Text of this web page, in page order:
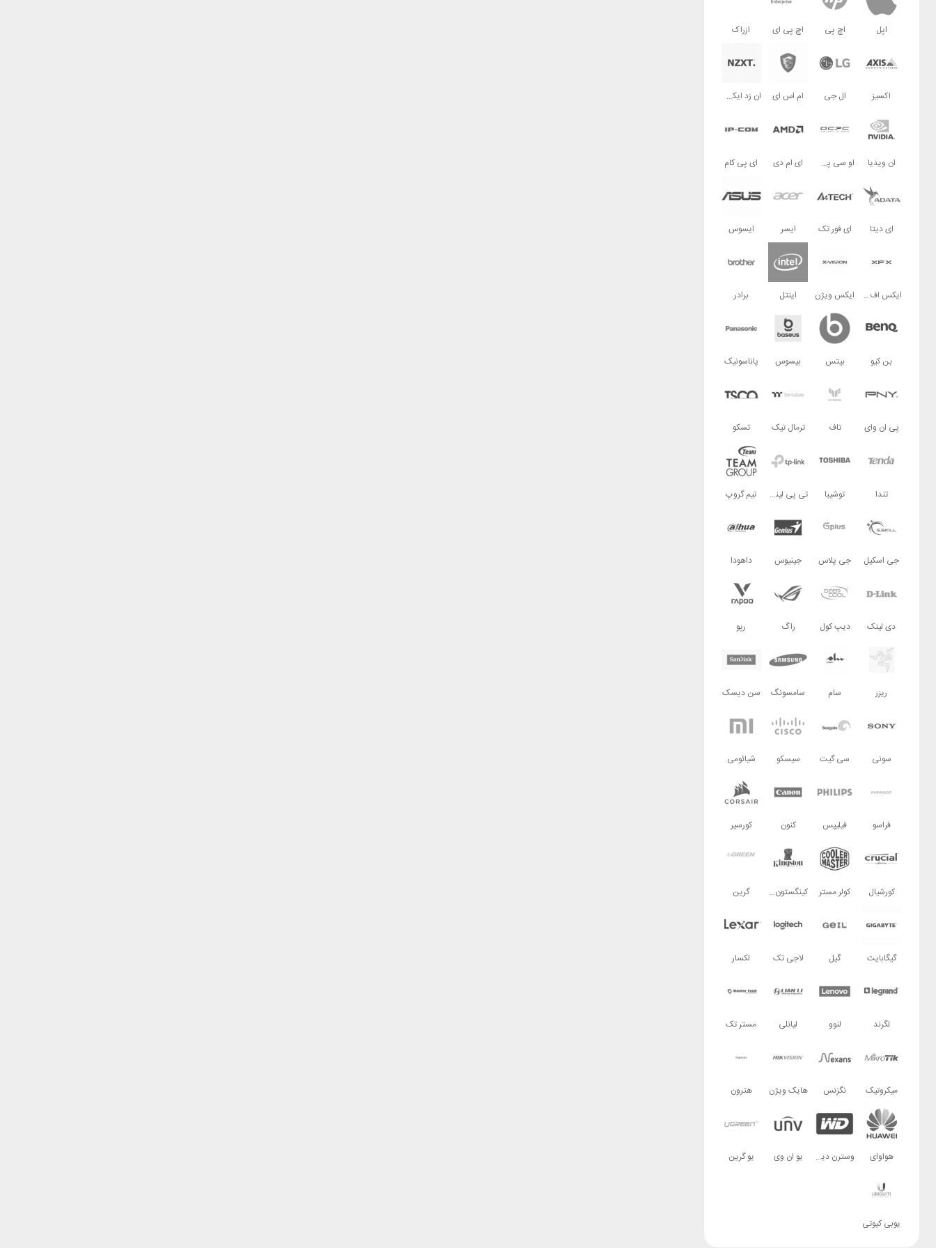
اپل اچ پی اچ پی ای ازراک
اکسیز ال جی ام اس ای ان زد ایکس تی
ان ویدیا او سی پی سی ای ام دی ای پی کام
ای دیتا ای فور تک ایسر ایسوس
ایکس اف ایکس ایکس ویژن اینتل برادر
بن کیو بیتس بیسوس پاناسونیک
پی ان وای تاف ترمال تیک تسکو
تندا توشیبا تی پی لینک تیم گروپ
جی اسکیل جی پلاس جینیوس داهودا
دی لینک دیپ کول راگ رپو
ریزر سام سامسونگ سن دیسک
سونی سی گیت سیسکو شیائومی
فراسو فیلیپس کنون کورسیر
کورشیال کولر مستر کینگستون تکنولوژی گرین
گیگابایت گیل لاجی تک لکسار
لگرند لنوو لیانلی مستر تک
میکروتیک نگزنس هایک ویژن هترون
هواوای وسترن دیجیتال یو ان وی یو گرین
یوبی کیوتی